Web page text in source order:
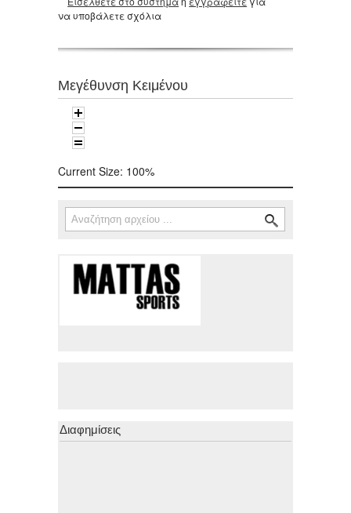
να υποβάλετε σχόλια
Μεγέθυνση Κειμένου
Current Size: 100%
Φόρμα αναζήτησης
Αναζήτηση
Διαφημίσεις